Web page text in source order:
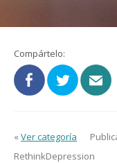
Compártelo:
« Ver categoría
RethinkDepression